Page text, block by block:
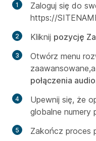
Zaloguj się do
https://
Kliknij pozycję
Otwórz menu
zaawansowane,
połączenia
Upewnij się, że
globalne numery
Zakończ proces